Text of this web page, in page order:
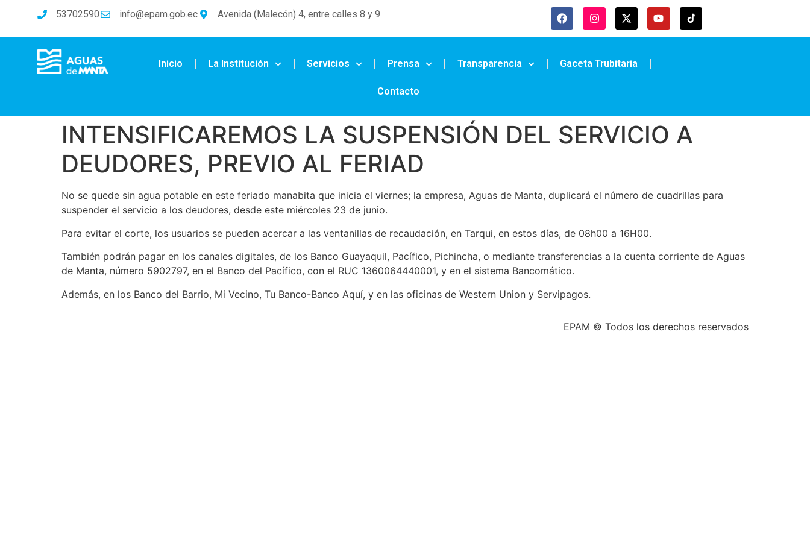
53702590 info@epam.gob.ec Avenida (Malecón) 4, entre calles 8 y 9
Inicio La Institución Servicios Prensa Transparencia Gaceta Trubitaria
Contacto
INTENSIFICAREMOS LA SUSPENSIÓN DEL SERVICIO A
DEUDORES, PREVIO AL FERIAD
No se quede sin agua potable en este feriado manabita que inicia el viernes; la empresa, Aguas de Manta, duplicará el número de cuadrillas para
suspender el servicio a los deudores, desde este miércoles 23 de junio.
Para evitar el corte, los usuarios se pueden acercar a las ventanillas de recaudación, en Tarqui, en estos días, de 08h00 a 16H00.
También podrán pagar en los canales digitales, de los Banco Guayaquil, Pacífico, Pichincha, o mediante transferencias a la cuenta corriente de Aguas
de Manta, número 5902797, en el Banco del Pacífico, con el RUC 1360064440001, y en el sistema Bancomático.
Además, en los Banco del Barrio, Mi Vecino, Tu Banco-Banco Aquí, y en las oficinas de Western Union y Servipagos.
EPAM © Todos los derechos reservados